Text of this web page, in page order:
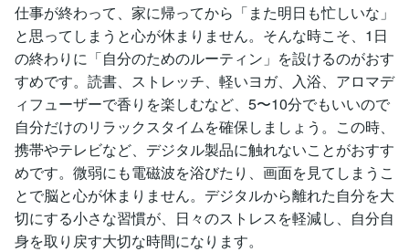
仕事が終わって、家に帰ってから「また明日も忙しいな」
と思ってしまうと心が休まりません。そんな時こそ、1日
の終わりに「自分のためのルーティン」を設けるのがおす
すめです。読書、ストレッチ、軽いヨガ、入浴、アロマデ
ィフューザーで香りを楽しむなど、5〜10分でもいいので
自分だけのリラックスタイムを確保しましょう。この時、
携帯やテレビなど、デジタル製品に触れないことがおすす
めです。微弱にも電磁波を浴びたり、画面を見てしまうこ
とで脳と心が休まりません。デジタルから離れた自分を大
切にする小さな習慣が、日々のストレスを軽減し、自分自
身を取り戻す大切な時間になります。